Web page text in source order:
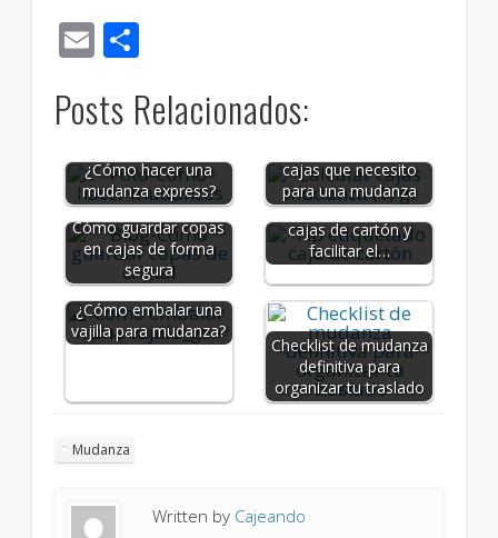
EmailCompartir
Posts Relacionados:
¿Cómo hacer una
mudanza express?
cajas que necesito
para una mudanza
Cómo guardar copas
en cajas de forma
segura
Tips para etiquetar
cajas de cartón y
facilitar el…
¿Cómo embalar una
vajilla para mudanza?
Checklist de mudanza
definitiva para
organizar tu traslado
Mudanza
Written by Cajeando